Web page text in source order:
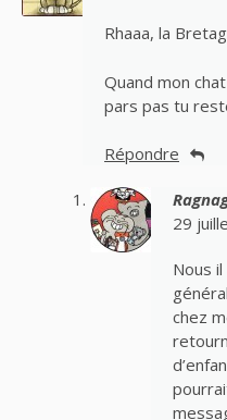
Rhaaa, la
Quand mon
pars pas tu
Répondre
29
Nous
chez